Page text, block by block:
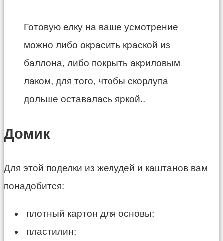
Готовую елку на ваше усмотрение
можно либо окрасить краской из
баллона, либо покрыть акриловым
лаком, для того, чтобы скорлупа
дольше оставалась яркой..
Домик
Для этой поделки из желудей и каштанов вам
понадобится:
плотный картон для основы;
пластилин;